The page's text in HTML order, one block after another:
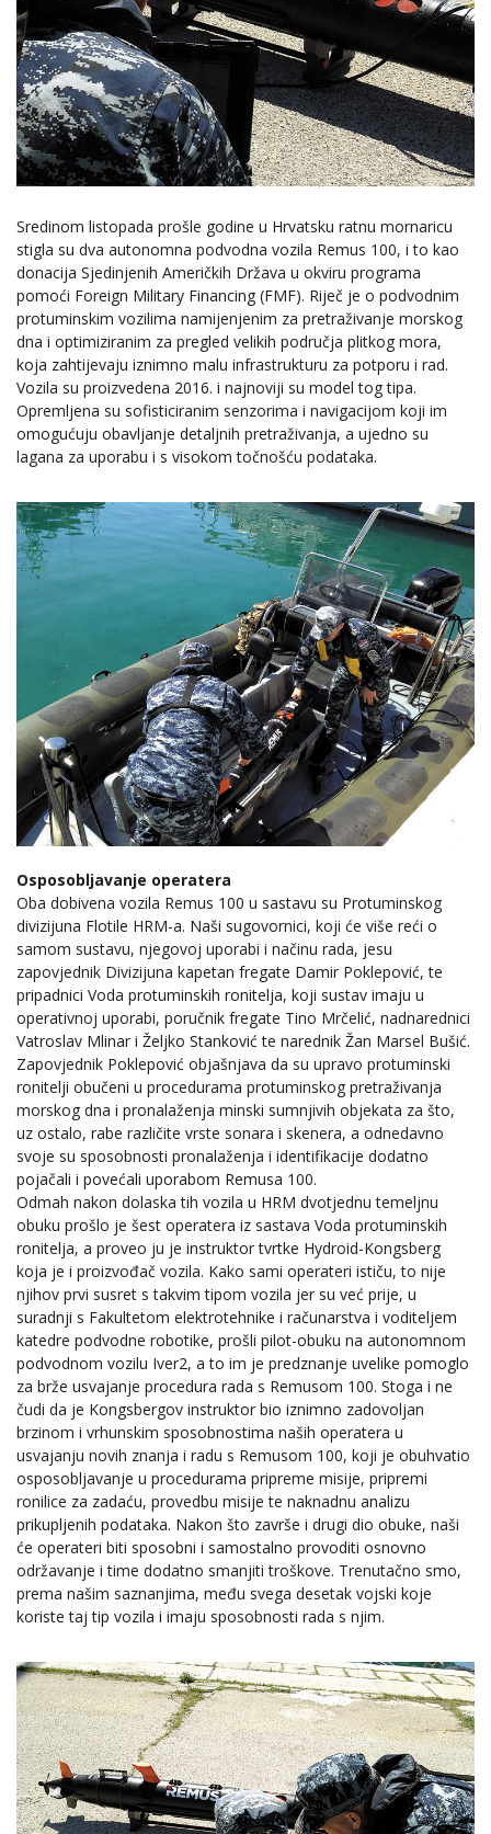
Sredinom listopada prošle godine u Hrvatsku ratnu mornaricu
stigla su dva autonomna podvodna vozila Remus 100, i to kao
donacija Sjedinjenih Američkih Država u okviru programa
pomoći Foreign Military Financing (FMF). Riječ je o podvodnim
protuminskim vozilima namijenjenim za pretraživanje morskog
dna i optimiziranim za pregled velikih područja plitkog mora,
koja zahtijevaju iznimno malu infrastrukturu za potporu i rad.
Vozila su proizvedena 2016. i najnoviji su model tog tipa.
Opremljena su sofisticiranim senzorima i navigacijom koji im
omogućuju obavljanje detaljnih pretraživanja, a ujedno su
lagana za uporabu i s visokom točnošću podataka.
Osposobljavanje operatera
Oba dobivena vozila Remus 100 u sastavu su Protuminskog
divizijuna Flotile HRM-a. Naši sugovornici, koji će više reći o
samom sustavu, njegovoj uporabi i načinu rada, jesu
zapovjednik Divizijuna kapetan fregate Damir Poklepović, te
pripadnici Voda protuminskih ronitelja, koji sustav imaju u
operativnoj uporabi, poručnik fregate Tino Mrčelić, nadnarednici
Vatroslav Mlinar i Željko Stanković te narednik Žan Marsel Bušić.
Zapovjednik Poklepović objašnjava da su upravo protuminski
ronitelji obučeni u procedurama protuminskog pretraživanja
morskog dna i pronalaženja minski sumnjivih objekata za što,
uz ostalo, rabe različite vrste sonara i skenera, a odnedavno
svoje su sposobnosti pronalaženja i identifikacije dodatno
pojačali i povećali uporabom Remusa 100.
Odmah nakon dolaska tih vozila u HRM dvotjednu temeljnu
obuku prošlo je šest operatera iz sastava Voda protuminskih
ronitelja, a proveo ju je instruktor tvrtke Hydroid-Kongsberg
koja je i proizvođač vozila. Kako sami operateri ističu, to nije
njihov prvi susret s takvim tipom vozila jer su već prije, u
suradnji s Fakultetom elektrotehnike i računarstva i voditeljem
katedre podvodne robotike, prošli pilot-obuku na autonomnom
podvodnom vozilu Iver2, a to im je predznanje uvelike pomoglo
za brže usvajanje procedura rada s Remusom 100. Stoga i ne
čudi da je Kongsbergov instruktor bio iznimno zadovoljan
brzinom i vrhunskim sposobnostima naših operatera u
usvajanju novih znanja i radu s Remusom 100, koji je obuhvatio
osposobljavanje u procedurama pripreme misije, pripremi
ronilice za zadaću, provedbu misije te naknadnu analizu
prikupljenih podataka. Nakon što završe i drugi dio obuke, naši
će operateri biti sposobni i samostalno provoditi osnovno
održavanje i time dodatno smanjiti troškove. Trenutačno smo,
prema našim saznanjima, među svega desetak vojski koje
koriste taj tip vozila i imaju sposobnosti rada s njim.